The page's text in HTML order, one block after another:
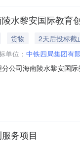
水黎安国际教
货物
2天后投标截
单位： 中铁四局集团有
公司海南陵水黎安国
中心工程项目永久电
务项目